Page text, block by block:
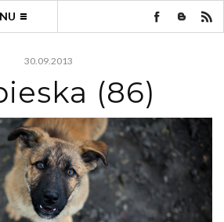
30.09.2013
(86)